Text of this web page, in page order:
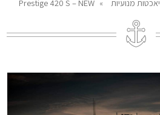
יאכטות מנועיות »
Prestige 420 S – NEW